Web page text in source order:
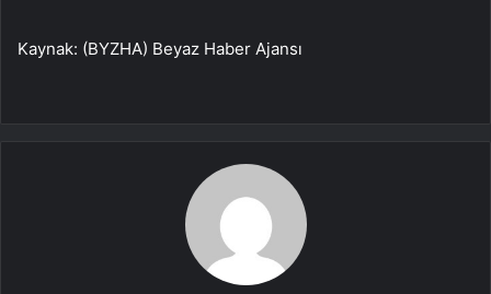
Kaynak: (BYZHA) Beyaz Haber Ajansı